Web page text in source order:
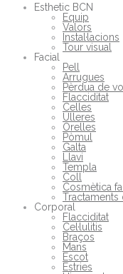
Esthetic BCN
Equip
Valors
Instal·lacions
Tour visual
Facial
Pell
Arrugues
Pèrdua de
Flacciditat
Celles
Ulleres
Orelles
Pòmul
Galta
Llavi
Templa
Coll
Cosmètica
Tractaments
Corporal
Flacciditat
Cel·lulitis
Braços
Mans
Escot
Estries